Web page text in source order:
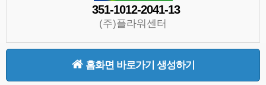
351-1012-2041-13
(주)플라워센터
홈화면 바로가기 생성하기